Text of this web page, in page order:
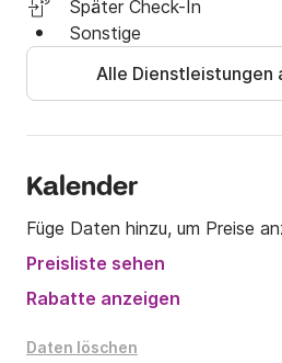
Später Check-In
Sonstige
Alle Dienstleistungen
Kalender
Füge Daten hinzu, um Preise
Preisliste sehen
Rabatte anzeigen
Daten löschen